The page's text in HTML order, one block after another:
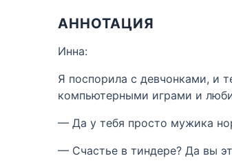
АННОТАЦИЯ
Инна:
Я поспорила с девчонками, и
компьютерными играми и
— Да у тебя просто мужика
— Счастье в тиндере? Да вы